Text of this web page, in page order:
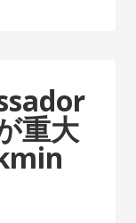
重大